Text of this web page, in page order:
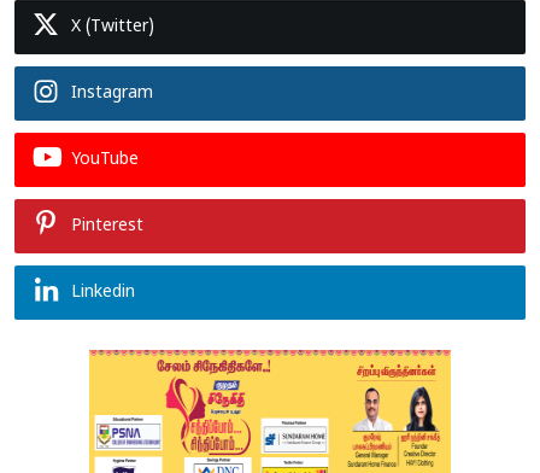
X (Twitter)
Instagram
YouTube
Pinterest
Linkedin